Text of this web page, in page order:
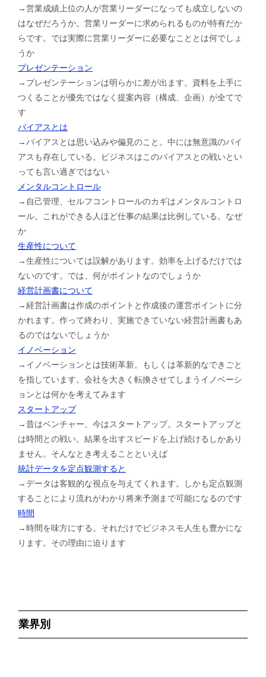
→営業成績上位の人が営業リーダーになっても成立しないの
はなぜだろうか。営業リーダーに求められるものが特有だか
らです。では実際に営業リーダーに必要なこととは何でしょ
うか
プレゼンテーション
→プレゼンテーションは明らかに差が出ます。資料を上手に
つくることが優先ではなく提案内容（構成、企画）が全てで
す
バイアスとは
→バイアスとは思い込みや偏見のこと。中には無意識のバイ
アスも存在している。ビジネスはこのバイアスとの戦いとい
っても言い過ぎではない
メンタルコントロール
→自己管理、セルフコントロールのカギはメンタルコントロ
ール。これができる人ほど仕事の結果は比例している。なぜ
か
生産性について
→生産性については誤解があります。効率を上げるだけでは
ないのです。では、何がポイントなのでしょうか
経営計画書について
→経営計画書は作成のポイントと作成後の運営ポイントに分
かれます。作って終わり、実施できていない経営計画書もあ
るのではないでしょうか
イノベーション
→イノベーションとは技術革新。もしくは革新的なできごと
を指しています。会社を大きく転換させてしまうイノベーシ
ョンとは何かを考えてみます
スタートアップ
→昔はベンチャー、今はスタートアップ。スタートアップと
は時間との戦い。結果を出すスピードを上げ続けるしかあり
ません。そんなとき考えることといえば
統計データを定点観測すると
→データは客観的な視点を与えてくれます。しかも定点観測
することにより流れがわかり将来予測まで可能になるのです
時間
→時間を味方にする。それだけでビジネスモ人生も豊かにな
ります。その理由に迫ります
業界別